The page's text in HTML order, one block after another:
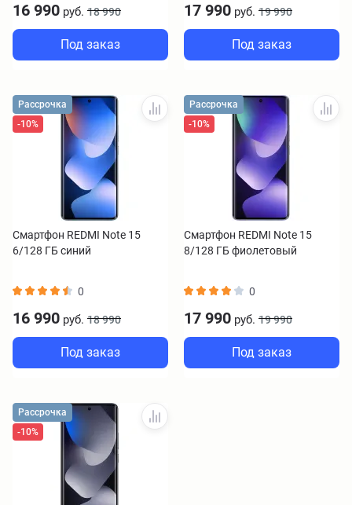
16 990 руб. 18 990
Под заказ
17 990 руб. 19 990
Под заказ
Рассрочка
-10%
Смартфон REDMI Note 15
6/128 ГБ синий
0
16 990 руб. 18 990
Под заказ
Рассрочка
-10%
Смартфон REDMI Note 15
8/128 ГБ фиолетовый
0
17 990 руб. 19 990
Под заказ
Рассрочка
-10%